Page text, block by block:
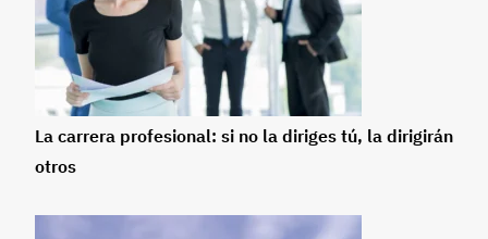
La carrera profesional: si no la diriges tú, la dirigirán
otros